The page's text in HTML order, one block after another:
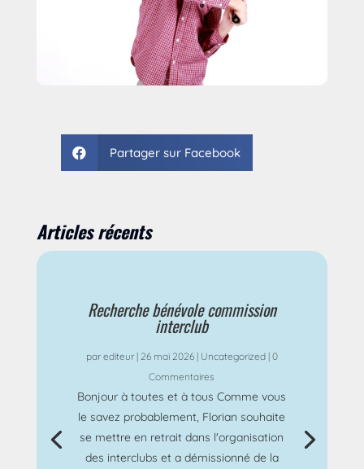
 Partager sur Facebook
Articles récents
Recherche bénévole commission
interclub
par editeur| 26 mai 2026| Uncategorized| 0
Commentaires
Bonjour à toutes et à tous Comme vous
le savez probablement, Florian souhaite
se mettre en retrait dans l'organisation
des interclubs et a démissionné de la